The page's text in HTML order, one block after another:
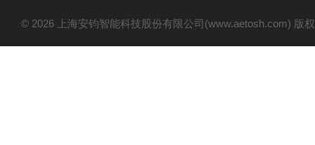
© 2026 上海安钧智能科技股份有限公司(www.aetosh.com)